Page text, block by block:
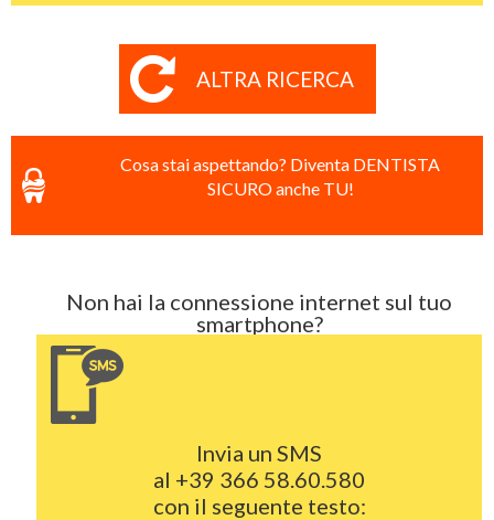
ALTRA RICERCA
Cosa stai aspettando? Diventa DENTISTA
SICURO anche TU!
Non hai la connessione internet sul tuo
smartphone?
Invia un SMS
al +39 366 58.60.580
con il seguente testo: